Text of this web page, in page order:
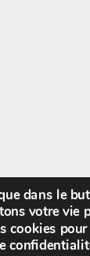
dans le
votre